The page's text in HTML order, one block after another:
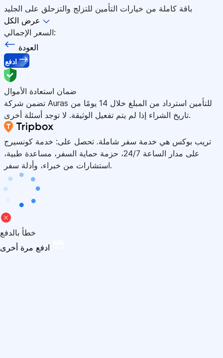
باقة كاملة من خيارات التأمين للتزلج والتزحلق على الجليد
عرض الكل
السعر الإجمالي:
العودة
ادفع
ضمان استعادة الأموال
تضمن شركة Auras للتأمين استرداد من المبلغ خلال 14 يومًا من
تاريخ الشراء إذا لم يتم تفعيل الوثيقة. لا توجد أسئلة أخرى.
تريب بوكس هي خدمة سفر شاملة. تحصل على: خدمة كونسيرج
على مدار الساعة 24/7، حزمة حماية السفر، مساعدة طبية،
استشارات من خبراء، وأدلة سفر.
خطأ بالدفع